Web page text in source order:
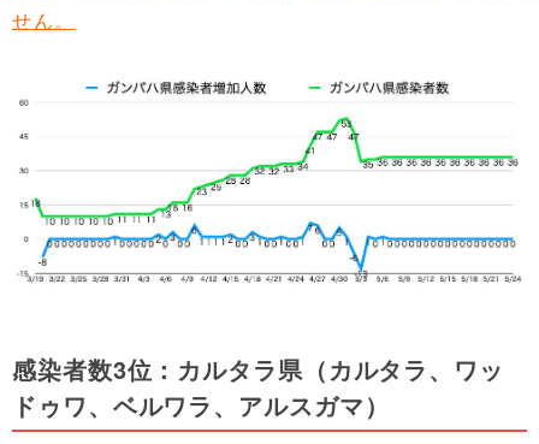
せん。
感染者数3位：カルタラ県（カルタラ、ワッ
ドゥワ、ベルワラ、アルスガマ）